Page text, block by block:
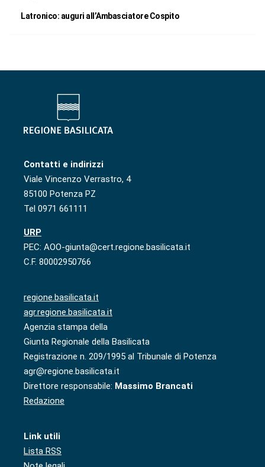
Latronico: auguri all’Ambasciatore Cospito
Contatti e indirizzi
Viale Vincenzo Verrastro, 4
85100 Potenza PZ
Tel 0971 661111
URP
PEC: AOO-giunta@cert.regione.basilicata.it
C.F. 80002950766
regione.basilicata.it
agr.regione.basilicata.it
Agenzia stampa della
Giunta Regionale della Basilicata
Registrazione n. 209/1995 al Tribunale di Potenza
agr@regione.basilicata.it
Direttore responsabile: Massimo Brancati
Redazione
Link utili
Lista RSS